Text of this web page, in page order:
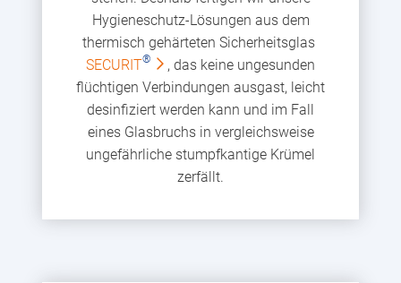
Hygieneschutz-Lösungen aus dem
thermisch gehärteten Sicherheitsglas
SECURIT®
, das keine ungesunden
flüchtigen Verbindungen ausgast, leicht
desinfiziert werden kann und im Fall
eines Glasbruchs in vergleichsweise
ungefährliche stumpfkantige Krümel
zerfällt.